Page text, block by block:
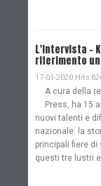
L'Intervista -
riferimento
17-01-2020
A cura della
Press, ha 15
nuovi talenti e
nazionale: la
principali fiere
questi tre lustri